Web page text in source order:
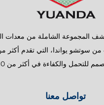
المجموعة الشاملة من معدات
للتحمل والكفاءة في أكثر من 10 دول.
تواصل معنا